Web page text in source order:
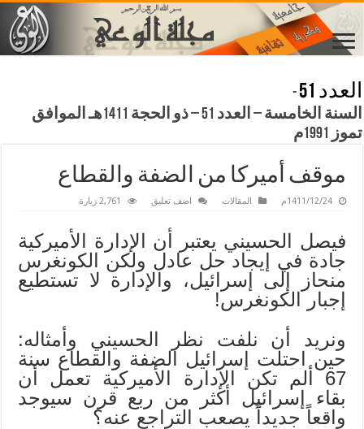
العدد 51
-
السنة الخامسة – العدد 51 – ذو الحجة 1411هـ الموافق
تموز 1991م
موقف أميركا من الضفة والقطاع
1411/12/24م المقالات اضف تعليق 2,761 زيارة
فيصل الحسيني يعتبر أن الإدارة الأميركية
جادة في إيجاد حل عادل ولكن الكونغرس
منحاز إلى إسرائيل، والإدارة لا تستطيع
إجبار الكونغرس!
ونريد أن نلفت نظر الحسيني وأمثاله:
حين احتلت إسرائيل الضفة والقطاع سنة
67 ألم تكن الإدارة الأميركية تعمل أن
بقاء إسرائيل أكثر من ربع قرن سيوجد
واقعاً جديداً يصعب التراجع عنه؟